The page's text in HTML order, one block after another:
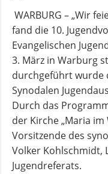
ANGEBOTE
Gruppen
und
Kreise
Kirchenmusik
Kinder-
WARBURG – „Wir
fand die 10.
Evangelischen
3. März in Warburg
durchgeführt wurde
Synodalen
Durch das
der Kirche „Maria
Vorsitzende des
Volker Kohlschmidt,
Jugendreferats.